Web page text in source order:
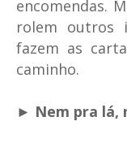
encomendas.
rolem outros
fazem as
caminho.
► Nem pra lá,